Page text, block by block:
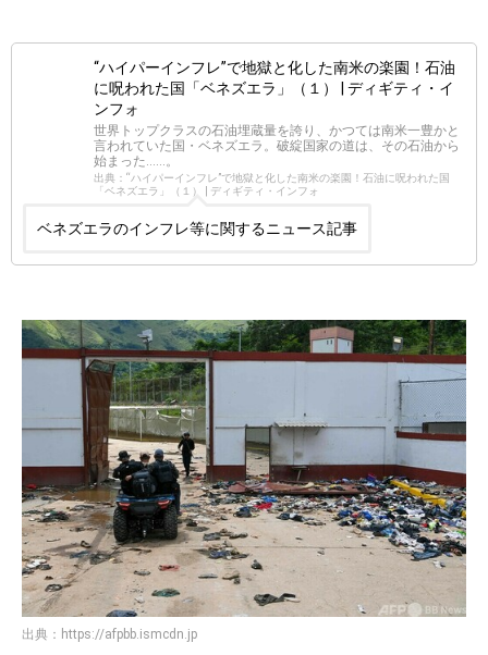
“ハイパーインフレ”で地獄と化した南米の楽園！石油
に呪われた国「ベネズエラ」（１） | ディギティ・イ
ンフォ
世界トップクラスの石油埋蔵量を誇り、かつては南米一豊かと
言われていた国・ベネズエラ。破綻国家の道は、その石油から
始まった……。
出典：“ハイパーインフレ”で地獄と化した南米の楽園！石油に呪われた国
「ベネズエラ」（１） | ディギティ・インフォ
ベネズエラのインフレ等に関するニュース記事
出典： https://afpbb.ismcdn.jp